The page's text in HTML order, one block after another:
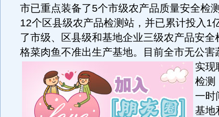
市已重点装备了5个市级农产品质量安全检
12个区县级农产品检测站，并已累计投入1
了市级、区县级和基地企业三级农产品安全
格菜肉鱼不准出生产基地。
目前全市无公
实现
检测
一时
基地